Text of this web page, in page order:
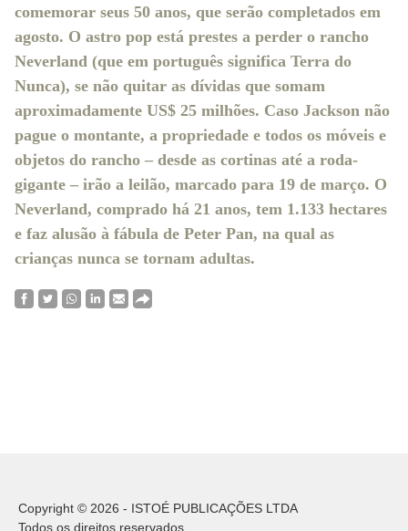
comemorar seus 50 anos, que serão completados em
agosto. O astro pop está prestes a perder o rancho
Neverland (que em português significa Terra do
Nunca), se não quitar as dívidas que somam
aproximadamente US$ 25 milhões. Caso Jackson não
pague o montante, a propriedade e todos os móveis e
objetos do rancho – desde as cortinas até a roda-
gigante – irão a leilão, marcado para 19 de março. O
Neverland, comprado há 21 anos, tem 1.133 hectares
e faz alusão à fábula de Peter Pan, na qual as
crianças nunca se tornam adultas.
Copyright © 2026 - ISTOÉ PUBLICAÇÕES LTDA
Todos os direitos reservados.